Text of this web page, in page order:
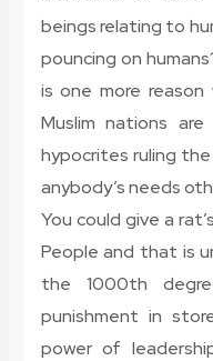
beings relating to
pouncing on
is one more
Muslim nations
hypocrites ruling
anybody’s needs
You could give a
People and that is
the 1000th
punishment in
power of